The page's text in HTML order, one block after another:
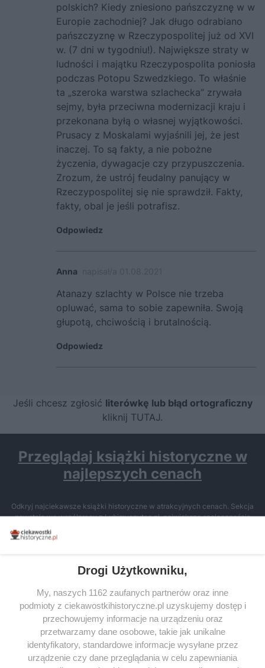
polskich? Kiedy zniesiono pańszczyznę w w
Europie zachodniej? Jak długo odrabiano
pańszczyznę w Rzeczypospolitej już od XVI
w. (7 dni w tygodniu!). Największe straty w
ludności i majątku Rzeczypospolita poniosła
podczas Potopu Szwedzkiego. To właśnie
ta „szeroka warstwa szlachecka” zrywała
sejmy, była przeciwna modernizacji kraju i
przekonana byłą o własnej wyjątkowości.
Prusacy z Moskalami wyjaśnili jej, że jest
inaczej. To są fakty, a nie pobożne
życzenia, dywagacje czy przypuszczenia.
Zrozum, że ustrój feudalny panujący w
Rzeczypospolitej się nie sprawdził. Fakty,
fakty, obal je jeśli potrafisz.
Odpowiedz
Anna
Atanazy szlachty w Polsce nie trzeba
opluwać, sama to sobie zapewniła. Swoją
głupotą, chciwością i brutalnością.
Odpowiedz
Jeśli chcesz zgłosić literówkę lub błąd ortograficzny
kliknij TUTAJ.
Przeglądaj książki historyczne w
najlepszych cenach
Odkryj najciekawsze książki historyczne w atrakcyjnych cenach. Sekcja
powstała we współpracy z Lubimyczytac.pl, największą społecznością
miłośników literatury w Polsce – dzięki temu możesz wybierać spośród
tytułów najwyżej ocenianych przez czytelników.
SERWIS
SPOŁECZNOŚĆ
WSPÓŁPRACA
Drogi Użytkowniku,
My, naszych 1162 zaufanych partnerów oraz inne
podmioty z ciekawostkihistoryczne.pl uzyskujemy dostęp i
przechowujemy informacje na urządzeniu oraz
przetwarzamy dane osobowe, takie jak unikalne
identyfikatory, standardowe informacje wysyłane przez
urządzenie czy dane przeglądania w celu zapewniania